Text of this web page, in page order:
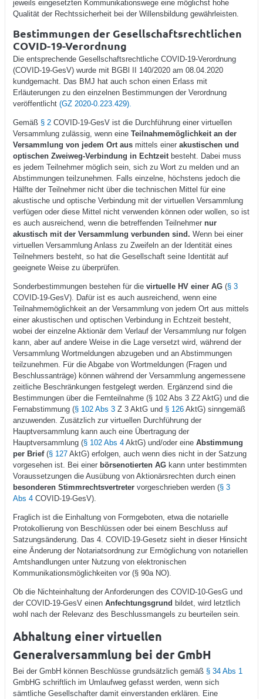
jeweils eingesetzten Kommunikationswege eine möglichst hohe
Qualität der Rechtssicherheit bei der Willensbildung gewährleisten.
Bestimmungen der Gesellschaftsrechtlichen
COVID-19-Verordnung
Die entsprechende Gesellschaftsrechtliche COVID-19-Verordnung
(COVID-19-GesV) wurde mit BGBl II 140/2020 am 08.04.2020
kundgemacht. Das BMJ hat auch schon einen Erlass mit
Erläuterungen zu den einzelnen Bestimmungen der Verordnung
veröffentlicht (GZ 2020-0.223.429).
Gemäß § 2COVID-19-GesV ist die Durchführung einer virtuellen
Versammlung zulässig, wenn eine Teilnahmemöglichkeit an der
Versammlung von jedem Ort ausmittels einer akustischen und
optischen Zweiweg-Verbindung in Echtzeitbesteht. Dabei muss
es jedem Teilnehmer möglich sein, sich zu Wort zu melden und an
Abstimmungen teilzunehmen. Falls einzelne, höchstens jedoch die
Hälfte der Teilnehmer nicht über die technischen Mittel für eine
akustische und optische Verbindung mit der virtuellen Versammlung
verfügen oder diese Mittel nicht verwenden können oder wollen, so ist
es auch ausreichend, wenn die betreffenden Teilnehmer nur
akustisch mit der Versammlung verbunden sind. Wenn bei einer
virtuellen Versammlung Anlass zu Zweifeln an der Identität eines
Teilnehmers besteht, so hat die Gesellschaft seine Identität auf
geeignete Weise zu überprüfen.
Sonderbestimmungen bestehen für die virtuelle HV einer AG(§ 3
COVID-19-GesV). Dafür ist es auch ausreichend, wenn eine
Teilnahmemöglichkeit an der Versammlung von jedem Ort aus mittels
einer akustischen und optischen Verbindung in Echtzeit besteht,
wobei der einzelne Aktionär dem Verlauf der Versammlung nur folgen
kann, aber auf andere Weise in die Lage versetzt wird, während der
Versammlung Wortmeldungen abzugeben und an Abstimmungen
teilzunehmen. Für die Abgabe von Wortmeldungen (Fragen und
Beschlussanträge) können während der Versammlung angemessene
zeitliche Beschränkungen festgelegt werden. Ergänzend sind die
Bestimmungen über die Fernteilnahme (§ 102 Abs 3 Z2 AktG) und die
Fernabstimmung (§ 102 Abs 3Z 3 AktG und § 126AktG) sinngemäß
anzuwenden. Zusätzlich zur virtuellen Durchführung der
Hauptversammlung kann auch eine Übertragung der
Hauptversammlung (§ 102 Abs 4AktG) und/oder eine Abstimmung
per Brief(§ 127AktG) erfolgen, auch wenn dies nicht in der Satzung
vorgesehen ist. Bei einer börsenotierten AGkann unter bestimmten
Voraussetzungen die Ausübung von Aktionärsrechten durch einen
besonderen Stimmrechtsvertretervorgeschrieben werden (§ 3
Abs 4COVID-19-GesV).
Fraglich ist die Einhaltung von Formgeboten, etwa die notarielle
Protokollierung von Beschlüssen oder bei einem Beschluss auf
Satzungsänderung. Das 4. COVID-19-Gesetz sieht in dieser Hinsicht
eine Änderung der Notariatsordnung zur Ermöglichung von notariellen
Amtshandlungen unter Nutzung von elektronischen
Kommunikationsmöglichkeiten vor (§ 90a NO).
Ob die Nichteinhaltung der Anforderungen des COVID-10-GesG und
der COVID-19-GesV einen Anfechtungsgrund bildet, wird letztlich
wohl nach der Relevanz des Beschlussmangels zu beurteilen sein.
Abhaltung einer virtuellen
Generalversammlung bei der GmbH
Bei der GmbH können Beschlüsse grundsätzlich gemäß § 34 Abs 1
GmbHG schriftlich im Umlaufweg gefasst werden, wenn sich
sämtliche Gesellschafter damit einverstanden erklären. Eine